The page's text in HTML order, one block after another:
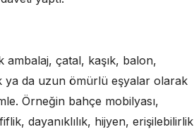
ambalaj, çatal, kaşık, balon,
ya da uzun ömürlü eşyalar olarak
Örneğin bahçe mobilyası,
dayanıklılık, hijyen, erişilebilirlik